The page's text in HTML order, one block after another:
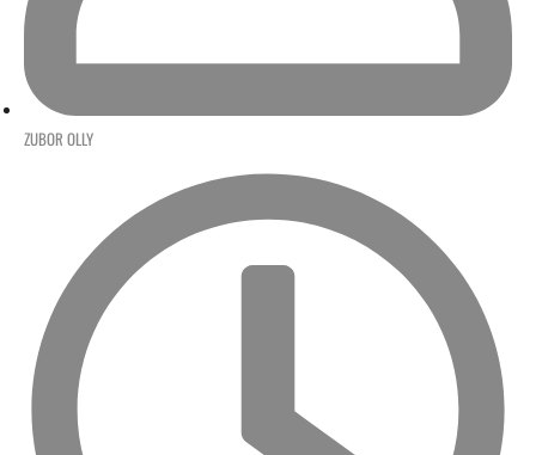
ZUBOR OLLY